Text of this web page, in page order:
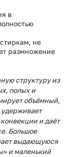
в
не
размножение
структуру из
полых и
объёмный,
и даёт
Большое
выдающуюся
и маленький